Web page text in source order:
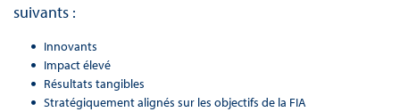
suivants :
Innovants
Impact élevé
Résultats tangibles
Stratégiquement alignés sur les objectifs de la FIA